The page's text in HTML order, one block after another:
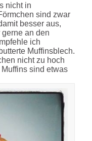
nicht in
sind zwar
besser aus,
an den
ich
Muffinsblech.
nicht zu hoch
sind etwas